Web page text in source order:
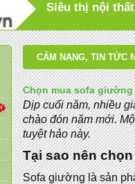
Siêu thị nội
CẨM NANG, TIN TỨC
Chọn mua sofa
Dịp cuối năm, nhiều
chào đón năm mới.
tuyệt hảo này.
Tại sao nên
Sofa giường là sản